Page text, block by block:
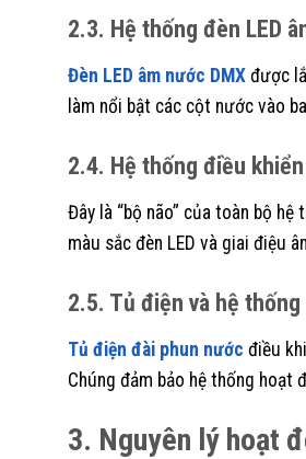
2.3. Hệ thống đèn LED
Đèn LED âm nước DMX được
làm nổi bật các cột nước vào
2.4. Hệ thống điều
Đây là “bộ não” của toàn bộ
màu sắc đèn LED và giai điệu
2.5. Tủ điện và hệ
Tủ điện đài phun nước điều
Chúng đảm bảo hệ thống hoạt
3. Nguyên lý hoạt